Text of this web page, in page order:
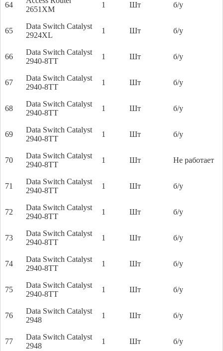
64
2651XM
1 Шт б/у
65
Data Switch Catalyst
2924XL
1 Шт б/у
66
Data Switch Catalyst
2940-8TT
1 Шт б/у
67
Data Switch Catalyst
2940-8TT
1 Шт б/у
68
Data Switch Catalyst
2940-8TT
1 Шт б/у
69
Data Switch Catalyst
2940-8TT
1 Шт б/у
70
Data Switch Catalyst
2940-8TT
1 Шт Не работает
71
Data Switch Catalyst
2940-8TT
1 Шт б/у
72
Data Switch Catalyst
2940-8TT
1 Шт б/у
73
Data Switch Catalyst
2940-8TT
1 Шт б/у
74
Data Switch Catalyst
2940-8TT
1 Шт б/у
75
Data Switch Catalyst
2940-8TT
1 Шт б/у
76
Data Switch Catalyst
2948
1 Шт б/у
77
Data Switch Catalyst
2948
1 Шт б/у